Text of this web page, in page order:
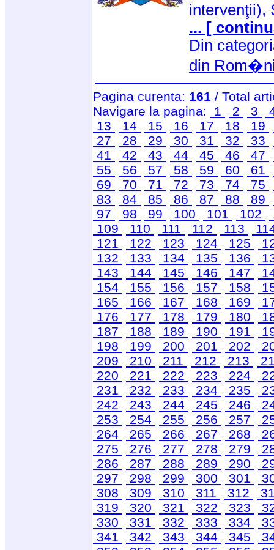
intervenţii),
... [
Din
din
Pagina curenta: 161 / Total
Navigare la pagina:
1 2 3
13
14 15 16 17 18 19
27
28 29 30 31 32 33
41
42 43 44 45 46 47
55
56 57 58 59 60 61
69
70 71 72 73 74 75
83
84 85 86 87 88 89
97
98 99 100 101 102
109
110 111 112 113
121
122 123 124 125
132
133 134 135 136
143
144 145 146 147
154
155 156 157 158
165
166 167 168 169
176
177 178 179 180
187
188 189 190 191
198
199 200 201 202
209
210 211 212 213
220
221 222 223 224
231
232 233 234 235
242
243 244 245 246
253
254 255 256 257
264
265 266 267 268
275
276 277 278 279
286
287 288 289 290
297
298 299 300 301
308
309 310 311 312
319
320 321 322 323
330
331 332 333 334
341
342 343 344 345